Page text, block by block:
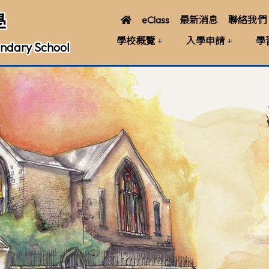
School
eClass 最新消息
聯絡我們
學校概覽
入學申請 學